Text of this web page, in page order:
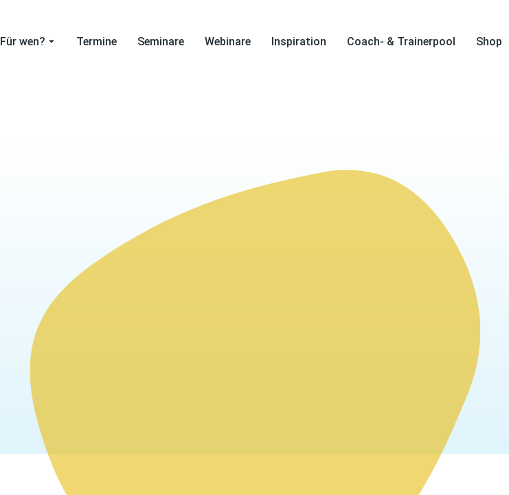
Für wen? Termine Seminare Webinare Inspiration Coach- & Trainerpool Shop